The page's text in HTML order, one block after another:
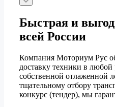
Быстрая и
всей России
Компания Моториум Рус
доставку техники в любой
собственной отлаженной
тщательному отбору
конкурс (тендер), мы